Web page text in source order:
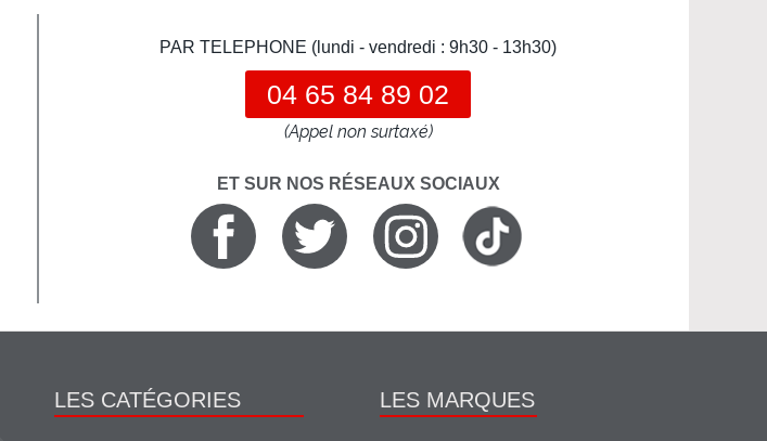
PAR TELEPHONE (lundi - vendredi : 9h30 - 13h30)
04 65 84 89 02
(Appel non surtaxé)
ET SUR NOS RÉSEAUX SOCIAUX
LES CATÉGORIES LES MARQUES